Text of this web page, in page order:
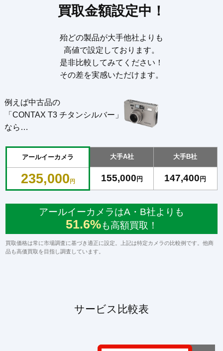
買取金額設定中！
殆どの製品が大手他社よりも
高値で設定しております。
是非比較してみてください！
その差を実感いただけます。
例えば中古品の
「CONTAX T3 チタンシルバー」
なら…
アールイーカメラ
235,000 円
大手A社
155,000円
大手B社
147,400円
アールイーカメラはA・B社よりも
51.6%も高額買取！
買取価格は常に市場調査に基づき適正に設定。上記は特定カメラの比較例です。他商
品も高価買取を目指し調査しています。
サービス比較表